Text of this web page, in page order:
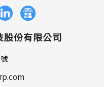
股份有限公司